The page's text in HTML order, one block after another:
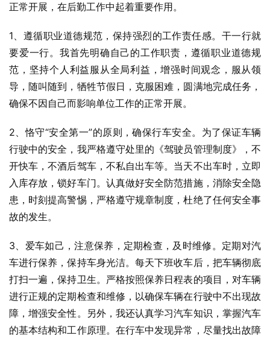
正常开展，在后勤工作中起着重要作用。
1、遵循职业道德规范，保持强烈的工作责任感。干一行就
要爱一行。我首先明确自己的工作职责，遵循职业道德规
范，坚持个人利益服从全局利益，增强时间观念，服从领
导，随叫随到，牺牲节假日，克服困难，圆满地完成任务，
确保不因自己而影响单位工作的正常开展。
2、恪守“安全第一”的原则，确保行车安全。为了保证车辆
行驶中的安全，我严格遵守处里的《驾驶员管理制度》，不
开快车，不酒后驾车，不私自出车等。当天不出车时，立即
入库存放，锁好车门。认真做好安全防范措施，消除安全隐
患，时刻提高警惕，严格遵守规章制度，杜绝了任何安全事
故的发生。
3、爱车如己，注意保养，定期检查，及时维修。定期对汽
车进行保养，保持车身光洁。每天下班收车后，把车辆彻底
打扫一遍，保持卫生。严格按照保养日程表的项目，对车辆
进行正规的定期检查和维修，以确保车辆在行驶中不出现故
障，增强安全性。另外，我还认真学习汽车知识，掌握汽车
的基本结构和工作原理。在行车中发现异常，尽量找出故障